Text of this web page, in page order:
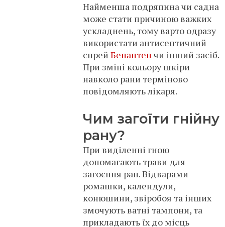
Найменша подряпина чи садна
може стати причиною важких
ускладнень, тому варто одразу
використати антисептичний
спрейБепантенчи інший засіб.
При зміні кольору шкіри
навколо рани терміново
повідомляють лікаря.
Чим загоїти гнійну
рану?
При виділенні гною
допомагають трави для
загоєння ран. Відварами
ромашки, календули,
конюшини, звіробоя та інших
змочують ватні тампони, та
прикладають їх до місць